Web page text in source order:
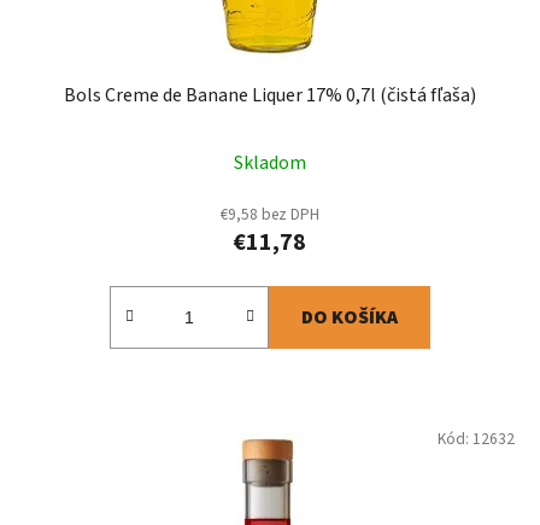
Bols Creme de Banane Liquer 17% 0,7l (čistá fľaša)
Skladom
€9,58 bez DPH
€11,78
DO KOŠÍKA
Kód: 12632